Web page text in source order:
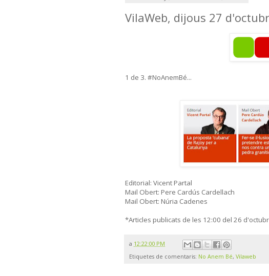
VilaWeb, dijous 27
1 de 3. #NoAnemBé...
Editorial: Vicent Partal
Mail Obert: Pere Cardús Cardellach
Mail Obert: Núria Cadenes
*Articles publicats de les 12:00 del 26
a 12:22:00 PM
Etiquetes de comentaris: No Anem Bé, Vilaweb